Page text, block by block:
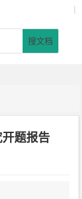
|
搜文档
题报告